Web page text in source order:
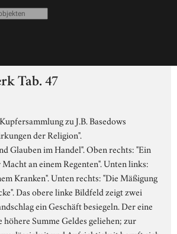
Tab. 47
zu J.B. Basedows
der Religion".
Glauben im Handel". Oben rechts: "Ein
an einem Regenten". Unten links:
Kranken". Unten rechts: "Die Mäßigung
Das obere linke Bildfeld zeigt zwei
ein Geschäft besiegeln. Der eine
höhere Summe Geldes geliehen; zur